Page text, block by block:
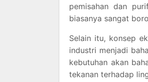
pemisahan dan
biasanya sangat
Selain itu, konsep
industri menjadi
kebutuhan akan
tekanan terhadap